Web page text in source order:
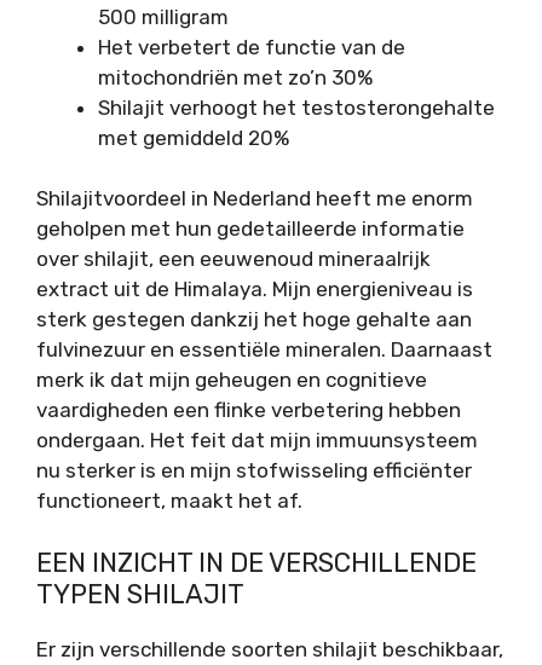
500 milligram
Het verbetert de functie van de
mitochondriën met zo’n 30%
Shilajit verhoogt het testosterongehalte
met gemiddeld 20%
Shilajitvoordeel in Nederland heeft me enorm
geholpen met hun gedetailleerde informatie
over shilajit, een eeuwenoud mineraalrijk
extract uit de Himalaya. Mijn energieniveau is
sterk gestegen dankzij het hoge gehalte aan
fulvinezuur en essentiële mineralen. Daarnaast
merk ik dat mijn geheugen en cognitieve
vaardigheden een flinke verbetering hebben
ondergaan. Het feit dat mijn immuunsysteem
nu sterker is en mijn stofwisseling efficiënter
functioneert, maakt het af.
EEN INZICHT IN DE VERSCHILLENDE
TYPEN SHILAJIT
Er zijn verschillende soorten shilajit beschikbaar,